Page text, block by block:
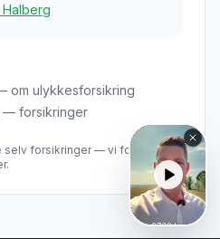
om ulykkesforsikring
— forsikringer
selv forsikringer — vi formidler